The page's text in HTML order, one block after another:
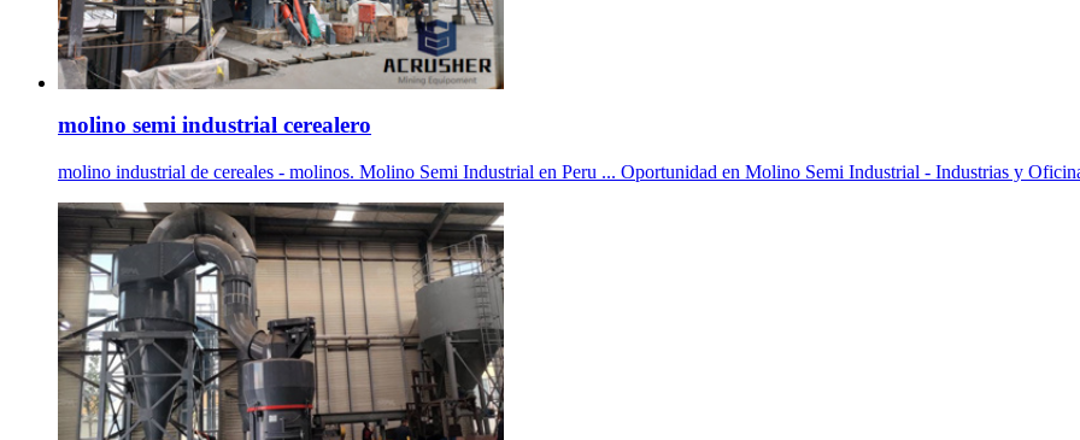
molino semi industrial cerealero
molino industrial de cereales - molinos. Molino Semi Industrial en Peru ... Oportunidad en Molino Semi Industrial - Industrias y